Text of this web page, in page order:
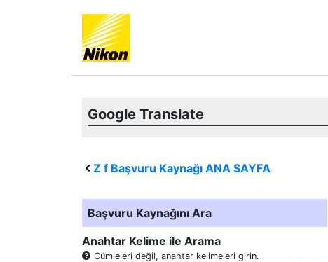
Google Translate
Z f Başvuru Kaynağı ANA SAYFA
Başvuru Kaynağını Ara
Anahtar Kelime ile Arama
Cümleleri değil, anahtar kelimeleri girin.